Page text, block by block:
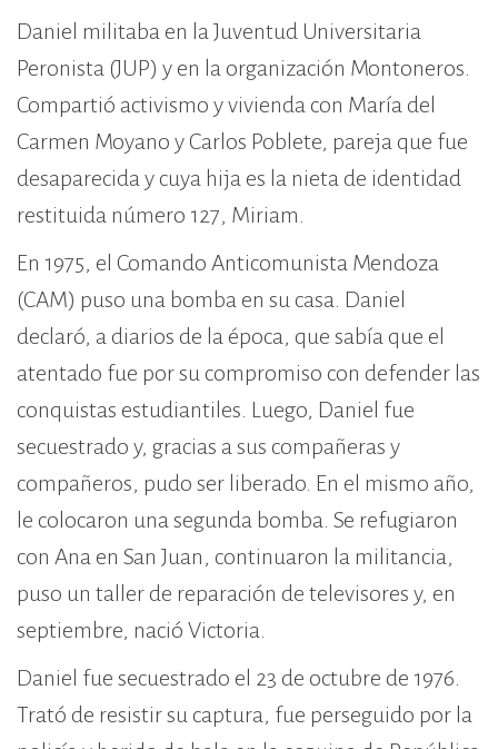
Daniel militaba en la Juventud Universitaria
Peronista (JUP) y en la organización Montoneros.
Compartió activismo y vivienda con María del
Carmen Moyano y Carlos Poblete, pareja que fue
desaparecida y cuya hija es la nieta de identidad
restituida número 127, Miriam.
En 1975, el Comando Anticomunista Mendoza
(CAM) puso una bomba en su casa. Daniel
declaró, a diarios de la época, que sabía que el
atentado fue por su compromiso con defender las
conquistas estudiantiles. Luego, Daniel fue
secuestrado y, gracias a sus compañeras y
compañeros, pudo ser liberado. En el mismo año,
le colocaron una segunda bomba. Se refugiaron
con Ana en San Juan, continuaron la militancia,
puso un taller de reparación de televisores y, en
septiembre, nació Victoria.
Daniel fue secuestrado el 23 de octubre de 1976.
Trató de resistir su captura, fue perseguido por la